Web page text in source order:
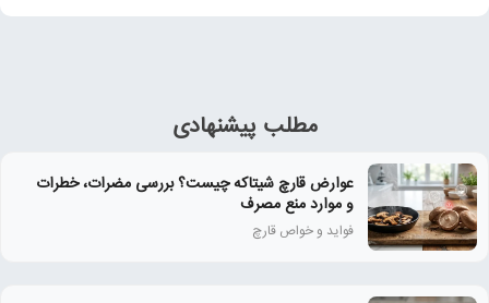
مطلب پیشنهادی
عوارض قارچ شیتاکه چیست؟ بررسی مضرات، خطرات
و موارد منع مصرف
فواید و خواص قارچ